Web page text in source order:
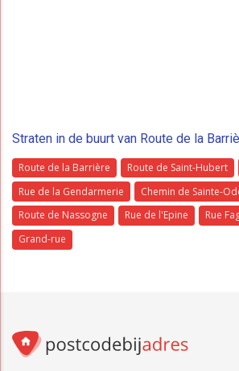
Straten in de buurt van Route de la
Route de la Barrière Route de Saint-Hubert
Rue de la Gendarmerie
Chemin de Sainte-
Route de Nassogne
Rue de l'Epine Rue
Grand-rue